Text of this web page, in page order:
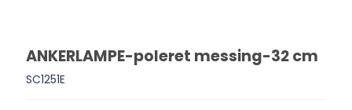
ANKERLAMPE-poleret messing-32 cm
SC1251E